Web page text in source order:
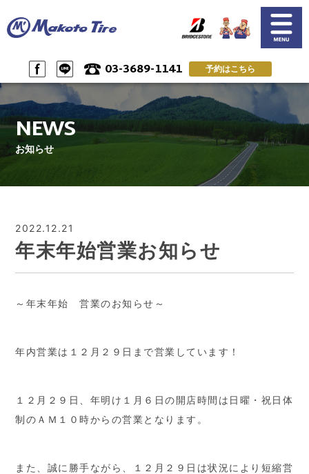
03-3689-1141 予約はこちら
SERVICE
サービス案内 お知らせ一覧
CUSTOMER'S VOICE
お客様の声
SHOP INFO & ACSESS
店舗情報&アクセス
プライバシーポリシー
RESERVE by LINE
LINEで予約
NEWS
お知らせ
2022.12.21
年末年始営業お知らせ
～年末年始 営業のお知らせ～
年内営業は１２月２９日まで営業しています！
１２月２９日、年明け１月６日の開店時間は日曜・祝日体
制のＡＭ１０時からの営業となります。
また、誠に勝手ながら、１２月２９日は状況により短縮営